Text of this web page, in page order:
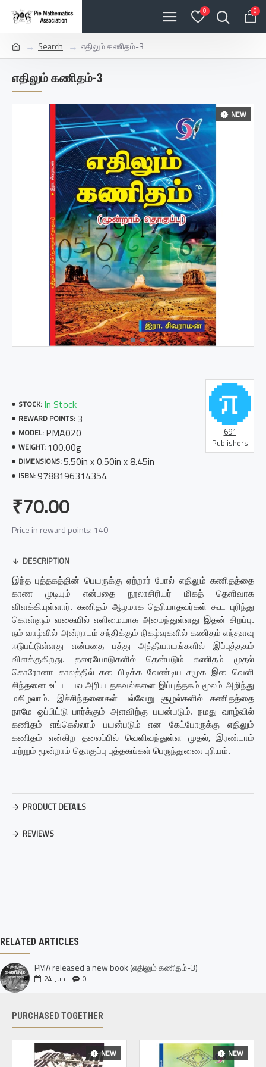
0 0
Search எதிலும் கணிதம்-3
எதிலும் கணிதம்-3
NEW
STOCK: In Stock
REWARD POINTS: 3
MODEL: PMA020
WEIGHT: 100.00g
DIMENSIONS:5.50in x 0.50in x 8.45in
ISBN:9788196314354
691
Publishers
₹70.00
Price in reward points: 140
DESCRIPTION
இந்த புத்தகத்தின் பெயருக்கு ஏற்றார் போல் எதிலும் கணிதத்தை
காண முடியும் என்பதை நூலாசிரியர் மிகத் தெளிவாக
விளக்கியுள்ளார். கணிதம் ஆழமாக தெரியாதவர்கள் கூட புரிந்து
கொள்ளும் வகையில் எளிமையாக அமைந்துள்ளது இதன் சிறப்பு.
நம் வாழ்வில் அன்றாடம் சந்திக்கும் நிகழ்வுகளில் கணிதம் எந்தளவு
ஈடுபட்டுள்ளது என்பதை பத்து அத்தியாயங்களில் இப்புத்தகம்
விளக்குகிறது. தரையோடுகளில் தென்படும் கணிதம் முதல்
கொரோனா காலத்தில் கடைபிடிக்க வேண்டிய சமூக இடைவெளி
சிந்தனை உட்பட பல அரிய தகவல்களை இப்புத்தகம் மூலம் அறிந்து
மகிழலாம். இச்சிந்தனைகள் பல்வேறு சூழல்களில் கணிதத்தை
நாமே ஒப்பிட்டு பார்க்கும் அளவிற்கு பயன்படும். நமது வாழ்வில்
கணிதம் எங்கெல்லாம் பயன்படும் என கேட்போருக்கு எதிலும்
கணிதம் என்கிற தலைப்பில் வெளிவந்துள்ள முதல்,
இரண்டாம்
மற்றும் மூன்றாம் தொகுப்பு புத்தகங்கள் பெருந்துணை புரியம்.
PRODUCT DETAILS
REVIEWS
RELATED ARTICLES
PMA released a new book (எதிலும் கணிதம்-3)
24 Jun 0
PURCHASED TOGETHER
NEW NEW